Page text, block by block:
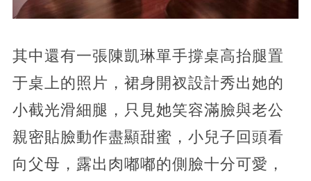
其中還有一張陳凱琳單手撐桌高抬腿置
于桌上的照片，裙身開衩設計秀出她的
小截光滑細腿，只見她笑容滿臉與老公
親密貼臉動作盡顯甜蜜，小兒子回頭看
向父母，露出肉嘟嘟的側臉十分可愛，